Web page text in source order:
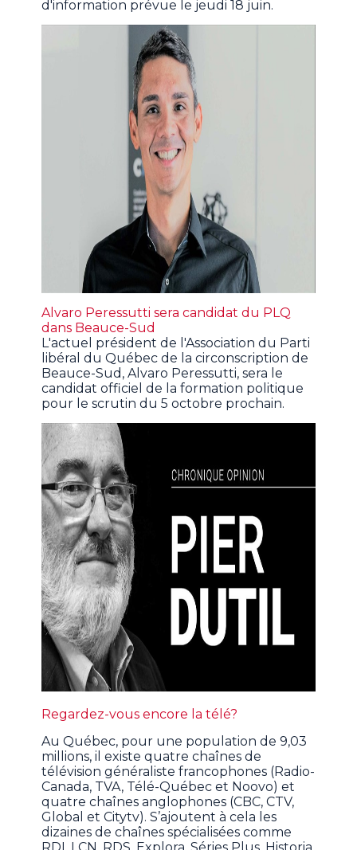
d'information prévue le jeudi 18 juin.
Alvaro Peressutti sera candidat du PLQ
dans Beauce-Sud
L'actuel président de l'Association du Parti
libéral du Québec de la circonscription de
Beauce-Sud, Alvaro Peressutti, sera le
candidat officiel de la formation politique
pour le scrutin du 5 octobre prochain.
Regardez-vous encore la télé?
Au Québec, pour une population de 9,03
millions, il existe quatre chaînes de
télévision généraliste francophones (Radio-
Canada, TVA, Télé-Québec et Noovo) et
quatre chaînes anglophones (CBC, CTV,
Global et Citytv). S’ajoutent à cela les
dizaines de chaînes spécialisées comme